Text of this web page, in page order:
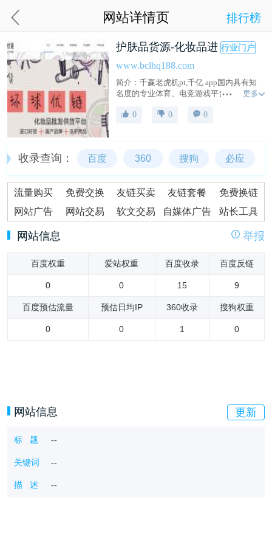
网站详情页 排行榜
护肤品货源-化妆品进 行业门户
www.bclhq188.com
简介：千赢老虎机pt,千亿 app国内具有知
名度的专业体育、电竞游戏平台,电竞、体
戏、客户端游戏的运营与研发
更多
0 0 0
收录查询： 百度 360 搜狗 必应
流量购买 免费交换 友链买卖 友链套餐
免费换链
网站广告
网站交易 软文交易 自媒体广告 站长工具
网站信息 举报
百度权重 爱站权重 百度收录 百度反链
0 0 15 9
百度预估流量 预估日均IP 360收录 搜狗权重
0 0 1 0
网站信息 更新
标 题 --
关键词 --
描 述 --